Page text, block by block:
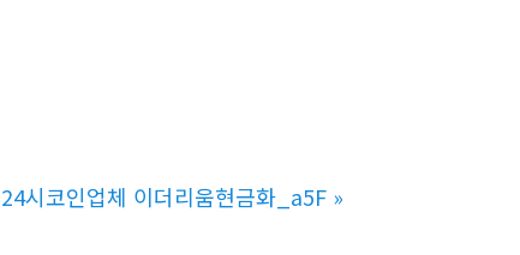
시코인업체 이더리움현금화_a5F »